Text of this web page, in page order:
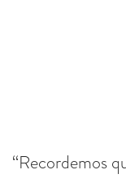
“Recordemos